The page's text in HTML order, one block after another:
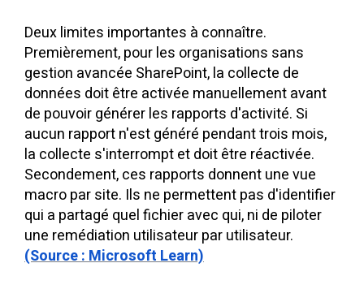
Deux limites importantes à connaître.
Premièrement, pour les organisations sans
gestion avancée SharePoint, la collecte de
données doit être activée manuellement avant
de pouvoir générer les rapports d'activité. Si
aucun rapport n'est généré pendant trois mois,
la collecte s'interrompt et doit être réactivée.
Secondement, ces rapports donnent une vue
macro par site. Ils ne permettent pas d'identifier
qui a partagé quel fichier avec qui, ni de piloter
une remédiation utilisateur par utilisateur.
(Source : Microsoft Learn)